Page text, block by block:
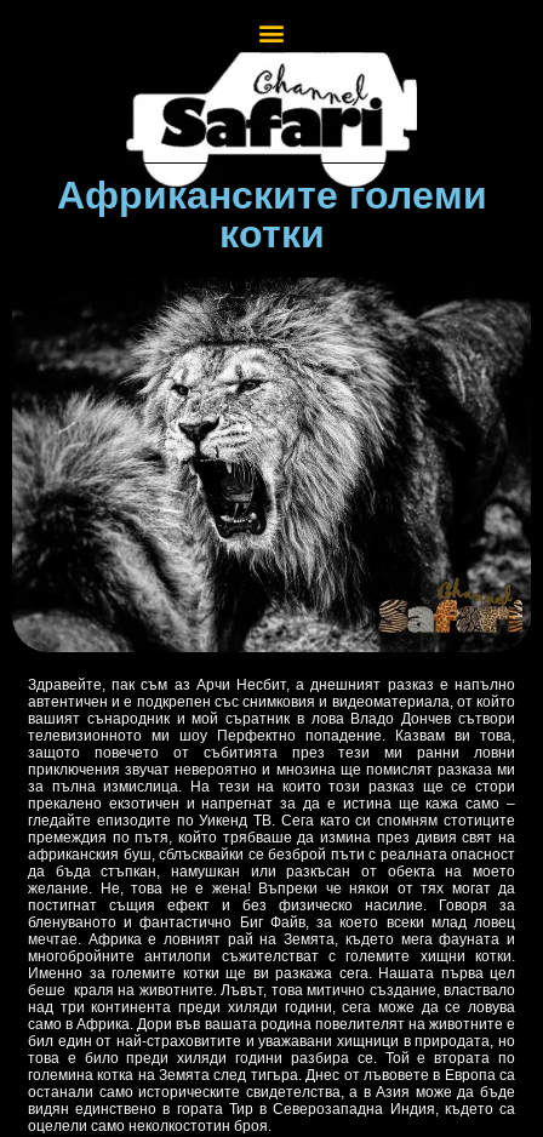
Африканските големи
котки
Здравейте, пак съм аз Арчи Несбит, а днешният разказ е напълно
автентичен и е подкрепен със снимковия и видеоматериала, от който
вашият сънародник и мой съратник в лова Владо Дончев сътвори
телевизионното ми шоу Перфектно попадение. Казвам ви това,
защото повечето от събитията през тези ми ранни ловни
приключения звучат невероятно и мнозина ще помислят разказа ми
за пълна измислица. На тези на които този разказ ще се стори
прекалено екзотичен и напрегнат за да е истина ще кажа само –
гледайте епизодите по Уикенд ТВ. Сега като си спомням стотиците
премеждия по пътя, който трябваше да измина през дивия свят на
африканския буш, сблъсквайки се безброй пъти с реалната опасност
да бъда стъпкан, намушкан или разкъсан от обекта на моето
желание. Не, това не е жена! Въпреки че някои от тях могат да
постигнат същия ефект и без физическо насилие. Говоря за
бленуваното и фантастично Биг Файв, за което всеки млад ловец
мечтае. Африка е ловният рай на Земята, където мега фауната и
многобройните антилопи съжителстват с големите хищни котки.
Именно за големите котки ще ви разкажа сега. Нашата първа цел
беше краля на животните. Лъвът, това митично създание, властвало
над три континента преди хиляди години, сега може да се ловува
само в Африка. Дори във вашата родина повелителят на животните е
бил един от най-страховитите и уважавани хищници в природата, но
това е било преди хиляди години разбира се. Той е втората по
големина котка на Земята след тигъра. Днес от лъвовете в Европа са
останали само историческите свидетелства, а в Азия може да бъде
видян единствено в гората Тир в Северозападна Индия, където са
оцелели само неколкостотин броя.